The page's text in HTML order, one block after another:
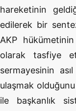
hareketinin
edilerek bir
AKP
olarak tasfiye
sermayesinin
ulaşmak
ile başkanlık